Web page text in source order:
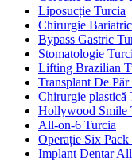
Liposucție Turcia
Chirurgie
Bypass Gastric
Stomatologie
Lifting Brazilian
Transplant De Păr
Chirurgie plastică
Hollywood Smile
All-on-6 Turcia
Operație Six Pack
Implant Dentar